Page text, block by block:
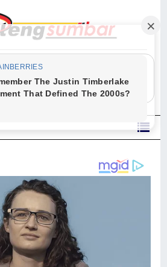
para malaikat-Nya berselawat untuk Nabi.
berselawatlah kamu untuk Nabi dan
penuh penghormatan kepadanya." (Qs. Al
Ahzab Ayat 56)